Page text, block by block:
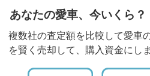
あなたの愛車、今いくら？
複数社の査定額を比較して愛車
を賢く売却して、購入資金にし